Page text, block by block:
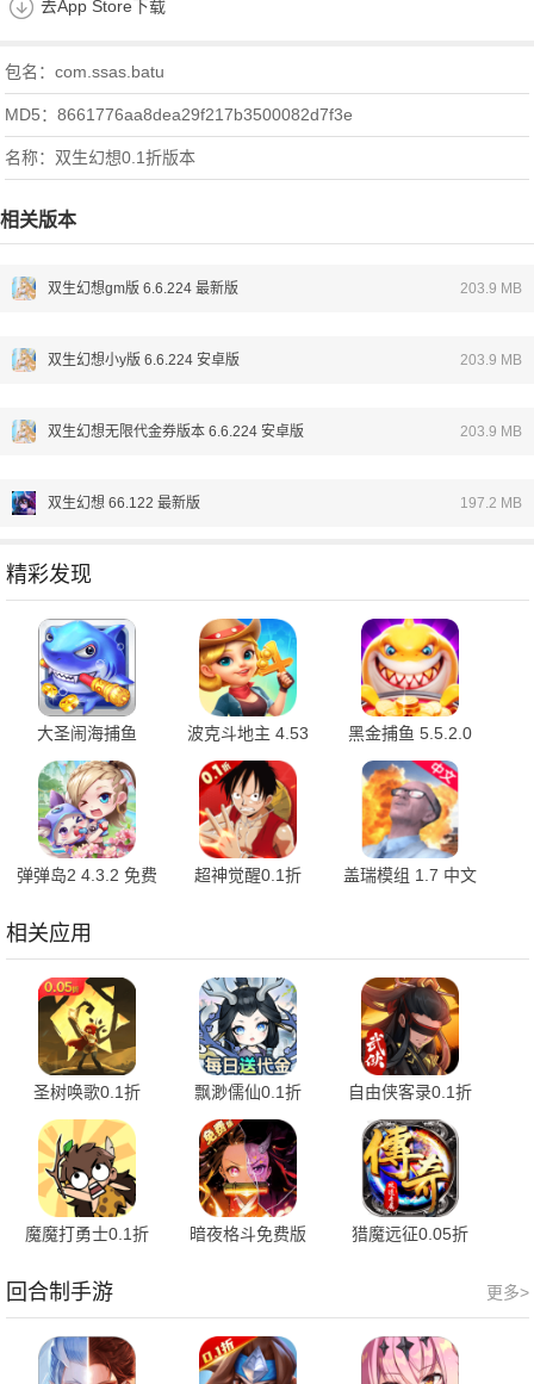
去App Store下载
包名：com.ssas.batu
MD5：8661776aa8dea29f217b3500082d7f3e
名称：双生幻想0.1折版本
相关版本
双生幻想gm版 6.6.224 最新版 203.9 MB
双生幻想小y版 6.6.224 安卓版 203.9 MB
双生幻想无限代金券版本 6.6.224 安卓版 203.9 MB
双生幻想 66.122 最新版 197.2 MB
精彩发现
大圣闹海捕鱼
1.0.1 最新版
波克斗地主 4.53
最新版
黑金捕鱼 5.5.2.0
免费版
弹弹岛2 4.3.2 免费
超神觉醒0.1折
盖瑞模组 1.7 中文
相关应用
圣树唤歌0.1折
1.0.7 官方版
飘渺儒仙0.1折
1.0.0 最新版
自由侠客录0.1折
v1.0 最新版
魔魔打勇士0.1折
暗夜格斗免费版
猎魔远征0.05折
更多>
回合制手游